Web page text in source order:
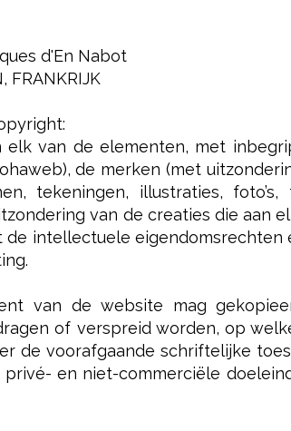
d'En Nabot
FRANKRIJK
van de elementen, met
de merken (met
tekeningen, illustraties,
van de creaties die aan
intellectuele eigendomsrechten
van de website mag
of verspreid worden, op
de voorafgaande schriftelijke
en niet-commerciële